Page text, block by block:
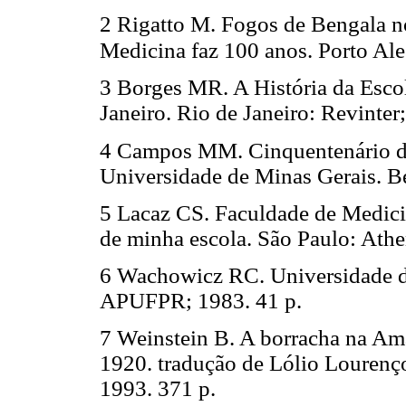
2 Rigatto M. Fogos de Bengala
Medicina faz 100 anos. Porto
3 Borges MR. A História da
Janeiro. Rio de Janeiro:
4 Campos MM. Cinquentenário
Universidade de Minas Gerais.
5 Lacaz CS. Faculdade de
de minha escola. São Paulo:
6 Wachowicz RC. Universidade
APUFPR; 1983. 41 p.
7 Weinstein B. A borracha na
1920. tradução de Lólio
1993. 371 p.